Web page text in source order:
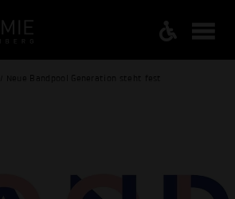
Neue Bandpool Generation steht fest